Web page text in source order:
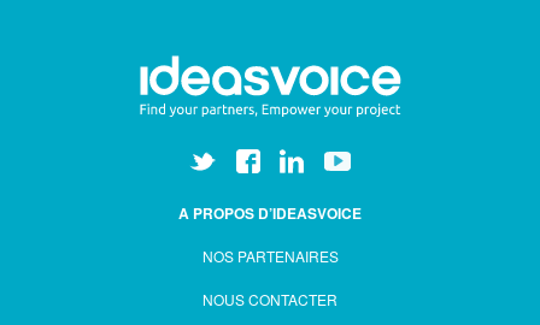
A PROPOS D’IDEASVOICE
NOS PARTENAIRES
NOUS CONTACTER